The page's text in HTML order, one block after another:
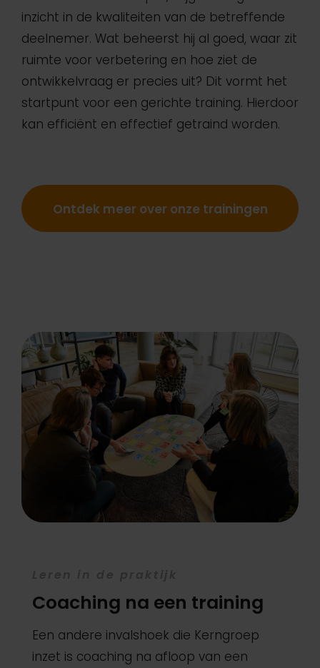
inzicht in de kwaliteiten van de betreffende
deelnemer. Wat beheerst hij al goed, waar zit
ruimte voor verbetering en hoe ziet de
ontwikkelvraag er precies uit? Dit vormt het
startpunt voor een gerichte training. Hierdoor
kan efficiënt en effectief getraind worden.
Ontdek meer over onze trainingen
Coaching na een training
Een andere invalshoek die Kerngroep
inzet is coaching na afloop van een